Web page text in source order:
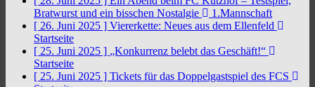
Bratwurst und ein bisschen Nostalgie
1.Mannschaft
[ 26. Juni 2025 ] Viererkette: Neues aus dem Ellenfeld
Startseite
[ 25. Juni 2025 ] „Konkurrenz belebt das Geschäft!“
Startseite
[ 25. Juni 2025 ] Tickets für das Doppelgastspiel des FCS